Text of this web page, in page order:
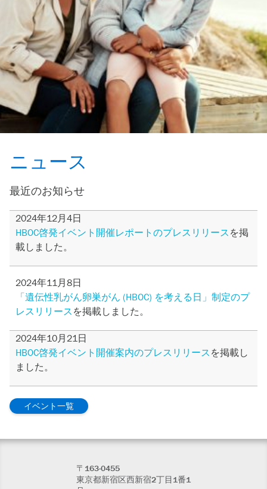
ニュース
最近のお知らせ
2024年12月4日
HBOC啓発イベント開催レポートのプレスリリース を掲
載しました。
2024年11月8日
「遺伝性乳がん卵巣がん (HBOC) を考える日」制定のプ
レスリリース を掲載しました。
2024年10月21日
HBOC啓発イベント開催案内のプレスリリース を掲載し
ました。
イベント一覧
〒163-0455
東京都新宿区西新宿2丁目1番1